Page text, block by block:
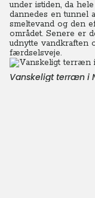
under istiden, da
dannedes en tunnel
smeltevand og den
området. Senere er
udnytte vandkraften
færdselsveje.
Vanskeligt terræn i